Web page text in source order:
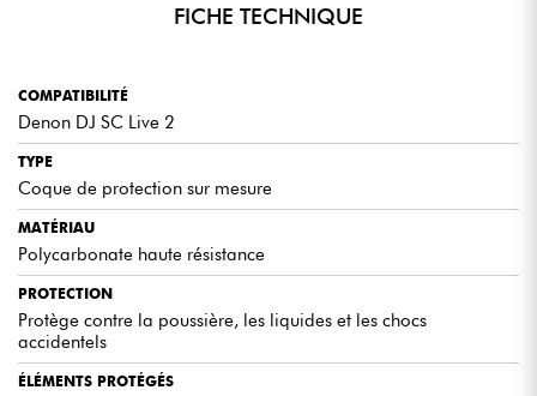
FICHE TECHNIQUE
COMPATIBILITÉ
Denon DJ SC Live 2
TYPE
Coque de protection sur mesure
MATÉRIAU
Polycarbonate haute résistance
PROTECTION
Protège contre la poussière, les liquides et les chocs
accidentels
ÉLÉMENTS PROTÉGÉS